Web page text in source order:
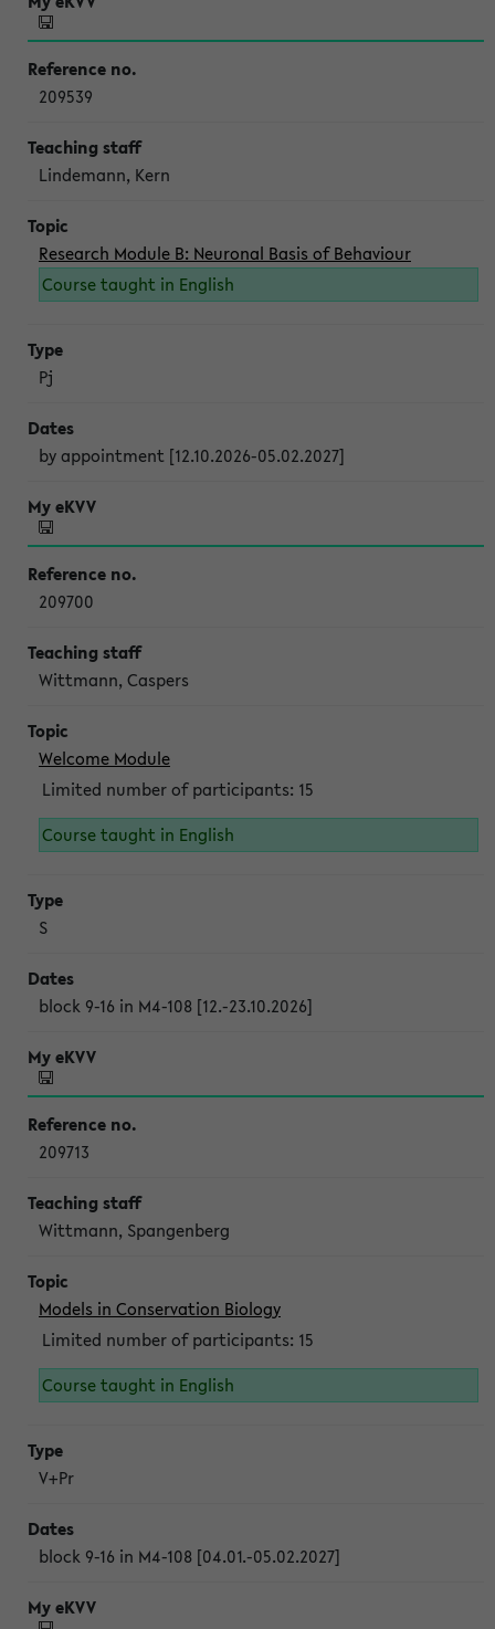
209539
Lindemann, Kern
Research Module B: Neuronal Basis of Behaviour
Course taught in English
Pj
by appointment [12.10.2026-05.02.2027]
209700
Wittmann, Caspers
Welcome Module
Limited number of participants: 15
Course taught in English
S
block 9-16 in M4-108 [12.-23.10.2026]
209713
Wittmann, Spangenberg
Models in Conservation Biology
Limited number of participants: 15
Course taught in English
V+Pr
block 9-16 in M4-108 [04.01.-05.02.2027]